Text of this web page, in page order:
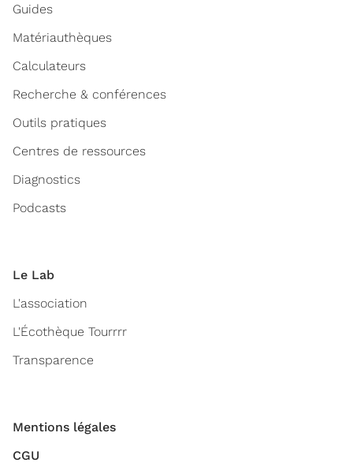
Guides
Matériauthèques
Calculateurs
Recherche & conférences
Outils pratiques
Centres de ressources
Diagnostics
Podcasts
Le Lab
L'association
L'Écothèque Tourrrr
Transparence
Mentions légales
CGU